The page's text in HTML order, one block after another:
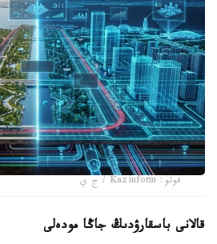
فوتو: Kazinform / ج ي
قالانى باسقارۋدىڭ جاڭا مودەلى